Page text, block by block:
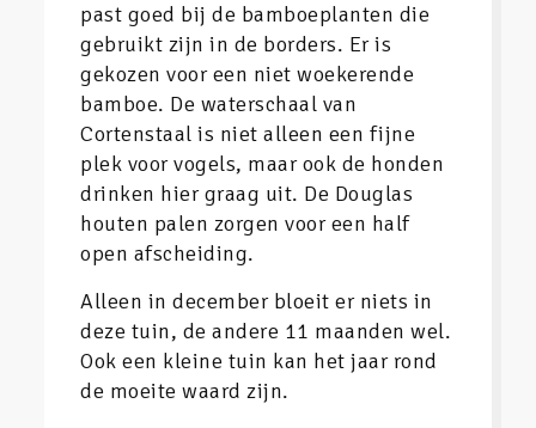
past goed bij de bamboeplanten die
gebruikt zijn in de borders. Er is
gekozen voor een niet woekerende
bamboe. De waterschaal van
Cortenstaal is niet alleen een fijne
plek voor vogels, maar ook de honden
drinken hier graag uit. De Douglas
houten palen zorgen voor een half
open afscheiding.
Alleen in december bloeit er niets in
deze tuin, de andere 11 maanden wel.
Ook een kleine tuin kan het jaar rond
de moeite waard zijn.